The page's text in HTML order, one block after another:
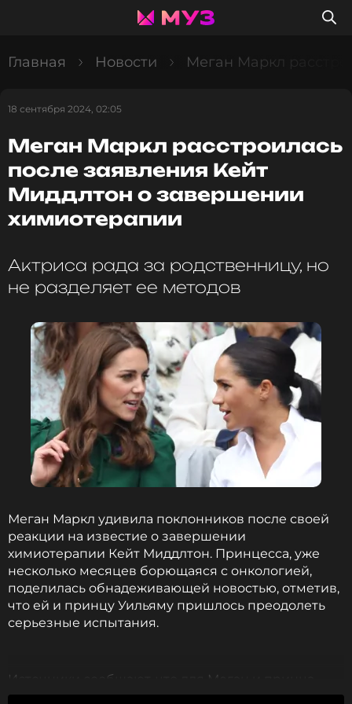
Главная Новости Меган Маркл
18 сентября 2024, 02:05
Меган Маркл расстроилась
после заявления Кейт
Миддлтон о завершении
химиотерапии
Актриса рада за родственницу, но
не разделяет ее методов
Меган Маркл удивила поклонников после своей
реакции на известие о завершении
химиотерапии Кейт Миддлтон. Принцесса, уже
несколько месяцев борющаяся с онкологией,
поделилась обнадеживающей новостью, отметив,
что ей и принцу Уильяму пришлось преодолеть
серьезные испытания.
Источники сообщают, что для Меган и принца
Гарри это известие стало облегчением, несмотря